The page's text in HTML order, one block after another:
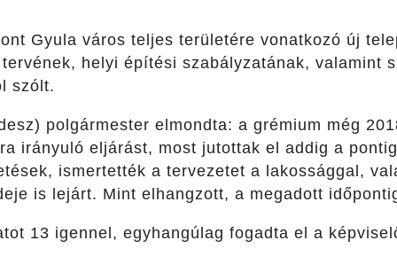
Gyula város teljes területére vonatkozó új
helyi építési szabályzatának, valamint
szólt.
polgármester elmondta: a grémium még
irányuló eljárást, most jutottak el addig a
ismertették a tervezetet a lakossággal,
is lejárt. Mint elhangzott, a megadott
13 igennel, egyhangúlag fogadta el a